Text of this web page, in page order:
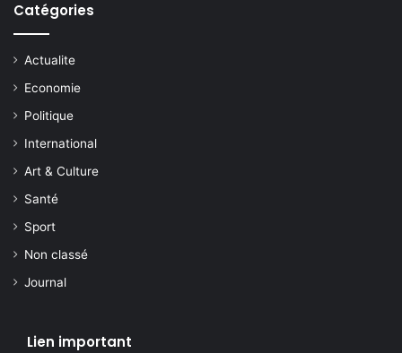
Catégories
Actualite
Economie
Politique
International
Art & Culture
Santé
Sport
Non classé
Journal
Lien important